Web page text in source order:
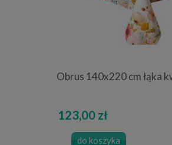
Obrus 140x220 cm łąka
123,00 zł
do koszyka